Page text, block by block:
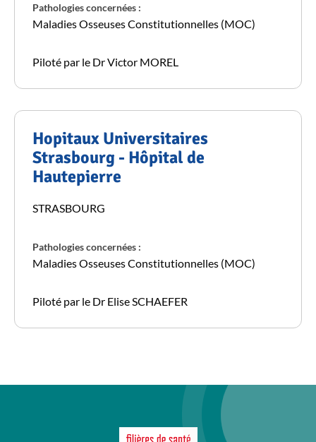
Pathologies concernées :
Maladies Osseuses Constitutionnelles (MOC)
Piloté par le Dr Victor MOREL
Hopitaux Universitaires
Strasbourg - Hôpital de
Hautepierre
STRASBOURG
Pathologies concernées :
Maladies Osseuses Constitutionnelles (MOC)
Piloté par le Dr Elise SCHAEFER